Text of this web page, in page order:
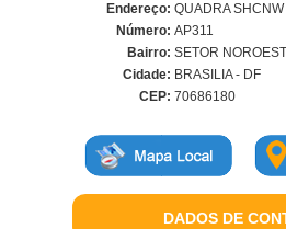
Endereço: QUADRA
Número: AP311
Bairro: SETOR
Cidade: BRASILIA - DF
CEP: 70686180
DADOS DE